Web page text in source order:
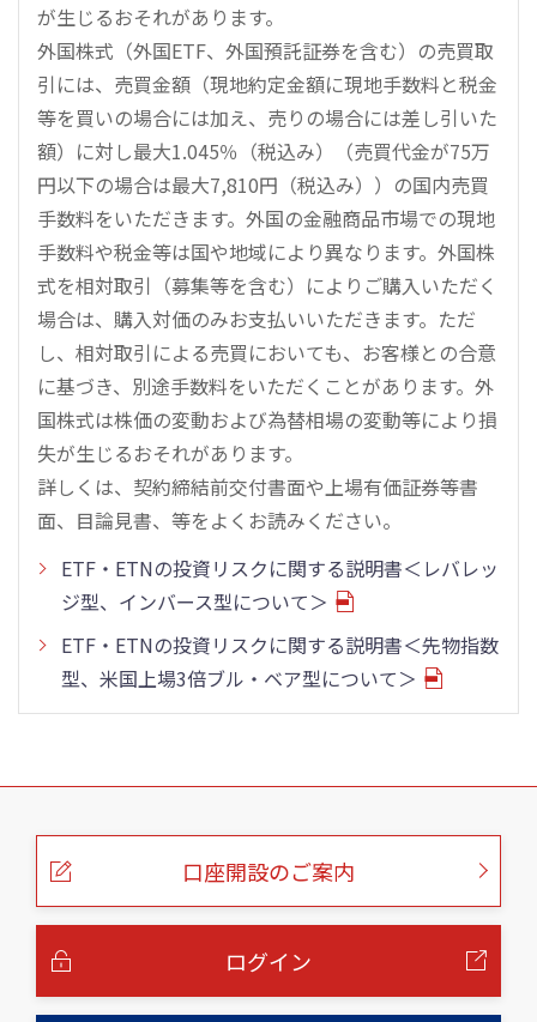
が生じるおそれがあります。
外国株式（外国ETF、外国預託証券を含む）の売買取
引には、売買金額（現地約定金額に現地手数料と税金
等を買いの場合には加え、売りの場合には差し引いた
額）に対し最大1.045％（税込み）（売買代金が75万
円以下の場合は最大7,810円（税込み））の国内売買
手数料をいただきます。外国の金融商品市場での現地
手数料や税金等は国や地域により異なります。外国株
式を相対取引（募集等を含む）によりご購入いただく
場合は、購入対価のみお支払いいただきます。ただ
し、相対取引による売買においても、お客様との合意
に基づき、別途手数料をいただくことがあります。外
国株式は株価の変動および為替相場の変動等により損
失が生じるおそれがあります。
詳しくは、契約締結前交付書面や上場有価証券等書
面、目論見書、等をよくお読みください。
ETF・ETNの投資リスクに関する説明書＜レバレッ
ジ型、インバース型について＞
ETF・ETNの投資リスクに関する説明書＜先物指数
型、米国上場3倍ブル・ベア型について＞
こ
口座開設のご案内
ログイン